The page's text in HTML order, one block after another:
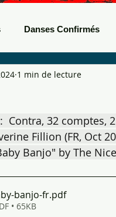
Danses Confirmés
Boots Bals de
1 min de lecture
Contra, 32 comptes,
Fillion (FR, Oct
Banjo" by The
banjo-fr.pdf
• 65KB